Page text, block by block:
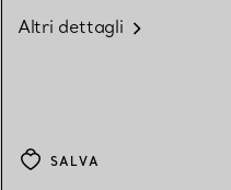
Altri dettagli
SALVA